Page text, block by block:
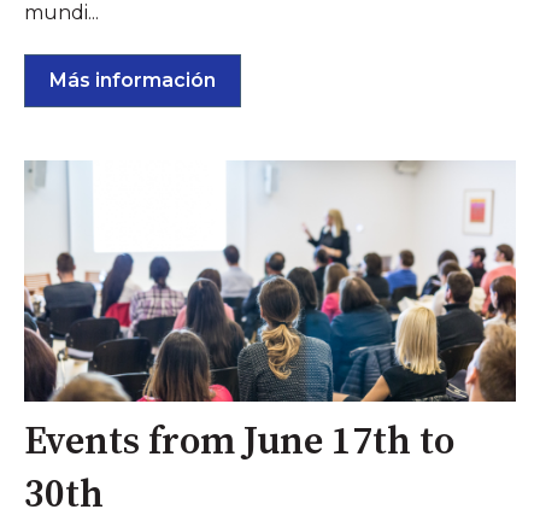
mundi...
Más información
Events from June 17th to
30th